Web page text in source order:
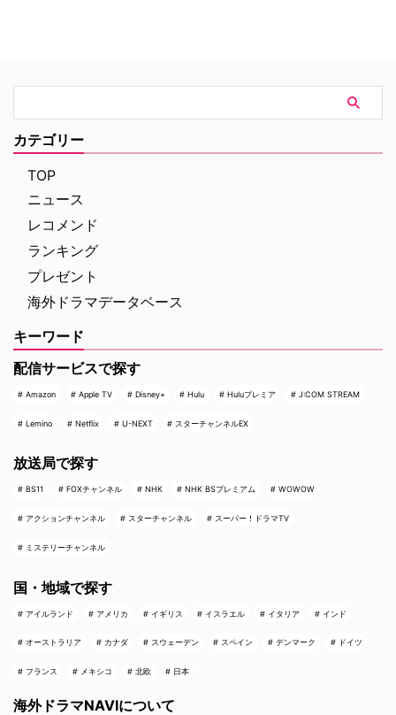
ジム・ベルジュラックが事件に挑
む人気シリーズだ。本国イギリス
で2025年にシーズン1（『警部ベ
ルジュラック～豪邸に …
の裏側を明かす特別映像が公開さ
れた。 世界中で大ヒットを記
録！ 映画史に残る快挙を達成 ソ
ホランド演じるピーター・パーカ
カテゴリー
TOP
ニュース
レコメンド
ランキング
プレゼント
海外ドラマデータベース
キーワード
配信サービスで探す
Amazon Apple TV Disney+ Hulu Huluプレミア J:COM STREAM
Lemino Netflix U-NEXT スターチャンネルEX
放送局で探す
BS11 FOXチャンネル NHK NHK BSプレミアム WOWOW
アクションチャンネル スターチャンネル スーパー！ドラマTV
ミステリーチャンネル
国・地域で探す
アイルランド アメリカ イギリス イスラエル イタリア インド
オーストラリア カナダ スウェーデン スペイン デンマーク ドイツ
フランス メキシコ 北欧 日本
海外ドラマNAVIについて